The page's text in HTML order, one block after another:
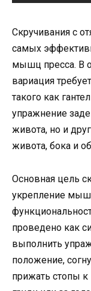
Скручивания с
самых
мышц пресса. В
вариация
такого как
упражнение
живота, но и
живота, бока и
Основная цель
укрепление
проведено как
выполнить
положение,
прижать стопы к